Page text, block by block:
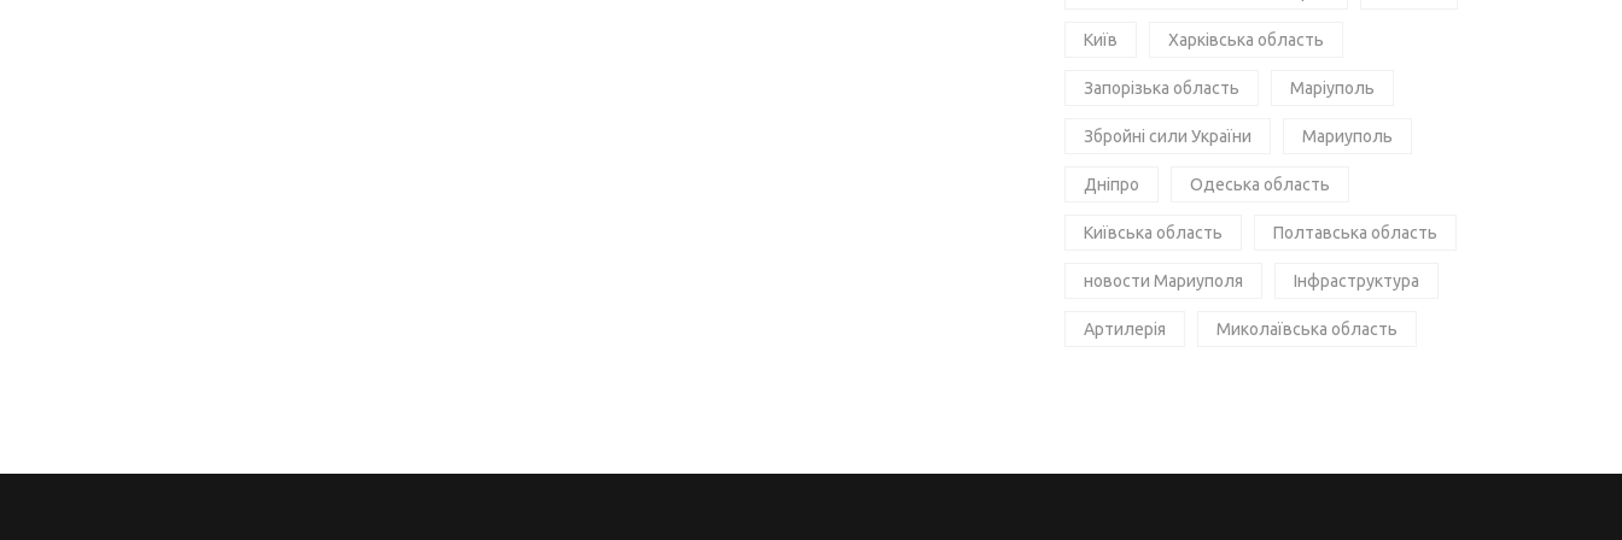
Київ Харківська область
Запорізька область Маріуполь
Збройні сили України Мариуполь
Дніпро Одеська область
Київська область Полтавська область
новости Мариуполя Інфраструктура
Артилерія Миколаївська область